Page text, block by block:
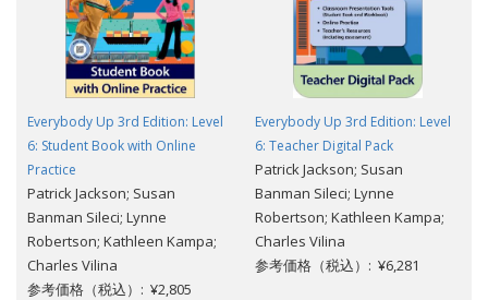
Everybody Up 3rd Edition: Level
6: Student Book with Online
Practice
Patrick Jackson; Susan
Banman Sileci; Lynne
Robertson; Kathleen Kampa;
Charles Vilina
参考価格（税込）: ¥2,805
Everybody Up 3rd Edition: Level
6: Teacher Digital Pack
Patrick Jackson; Susan
Banman Sileci; Lynne
Robertson; Kathleen Kampa;
Charles Vilina
参考価格（税込）: ¥6,281